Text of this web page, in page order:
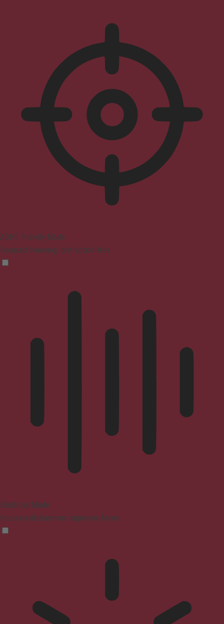
ADHD Friendly Mode
Focused browsing, distraction-free
Blindness Mode
Reduces distractions, improves focus